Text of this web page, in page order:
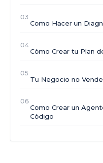
03
Como Hacer un
04
Cómo Crear tu Plan
05
Tu Negocio no
06
Como Crear un
Código